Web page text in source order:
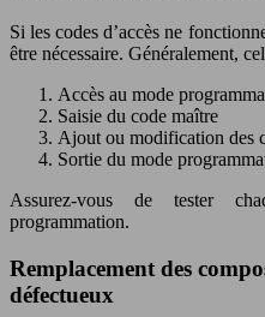
Si les codes d’accès ne
être nécessaire. Généralement,
Accès au mode
Saisie du code maître
Ajout ou modification des
Sortie du mode
Assurez-vous de tester
programmation.
Remplacement des
défectueux